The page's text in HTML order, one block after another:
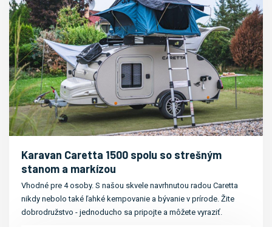
Karavan Caretta 1500 spolu so strešným
stanom a markízou
Vhodné pre 4 osoby. S našou skvele navrhnutou radou Caretta
nikdy nebolo také ľahké kempovanie a bývanie v prírode. Žite
dobrodružstvo - jednoducho sa pripojte a môžete vyraziť.